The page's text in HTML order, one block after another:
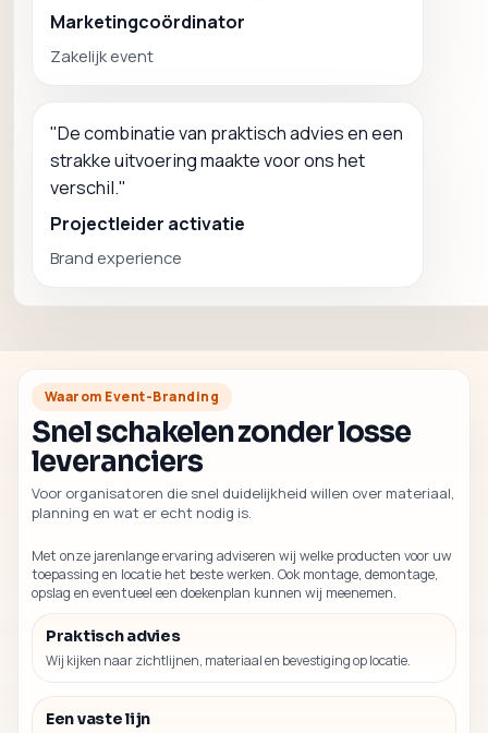
Marketingcoördinator
Zakelijk event
"De combinatie van praktisch advies en een
strakke uitvoering maakte voor ons het
verschil."
Projectleider activatie
Brand experience
Waarom Event-Branding
Snel schakelen zonder losse
leveranciers
Voor organisatoren die snel duidelijkheid willen over materiaal,
planning en wat er echt nodig is.
Met onze jarenlange ervaring adviseren wij welke producten voor uw
toepassing en locatie het beste werken. Ook montage, demontage,
opslag en eventueel een doekenplan kunnen wij meenemen.
Praktisch advies
Wij kijken naar zichtlijnen, materiaal en bevestiging op locatie.
Een vaste lijn